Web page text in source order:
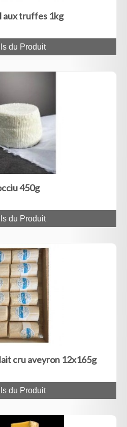
aux truffes 1kg
du Produit
450g
du Produit
cru aveyron 12x165g
du Produit